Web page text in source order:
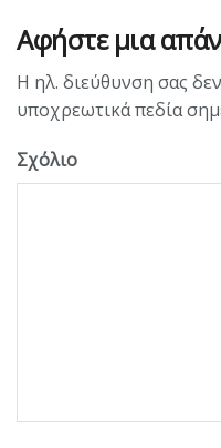
Αφήστε μια
Η ηλ. διεύθυνση σας
υποχρεωτικά πεδία
Σχόλιο